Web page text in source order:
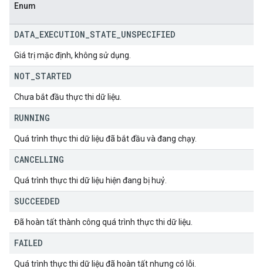
Enum
DATA EXECUTION STATE UNSPECIFIED
Giá trị mặc định, không sử dụng.
NOT STARTED
Chưa bắt đầu thực thi dữ liệu.
RUNNING
Quá trình thực thi dữ liệu đã bắt đầu và đang chạy.
CANCELLING
Quá trình thực thi dữ liệu hiện đang bị huỷ.
SUCCEEDED
Đã hoàn tất thành công quá trình thực thi dữ liệu.
FAILED
Quá trình thực thi dữ liệu đã hoàn tất nhưng có lỗi.